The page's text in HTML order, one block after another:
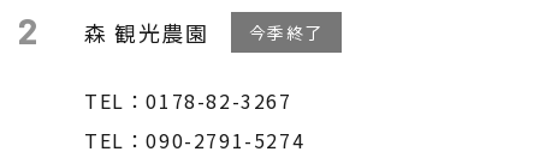
2 森 観光農園 今季終了
TEL：0178-82-3267
TEL：090-2791-5274